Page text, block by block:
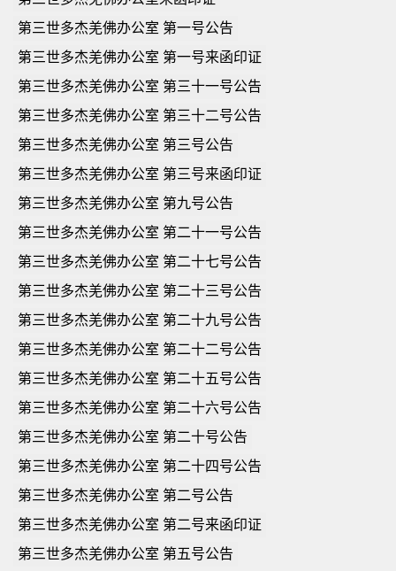
第三世多杰羌佛办公室 第一号公告
第三世多杰羌佛办公室 第一号来函印证
第三世多杰羌佛办公室 第三十一号公告
第三世多杰羌佛办公室 第三十二号公告
第三世多杰羌佛办公室 第三号公告
第三世多杰羌佛办公室 第三号来函印证
第三世多杰羌佛办公室 第九号公告
第三世多杰羌佛办公室 第二十一号公告
第三世多杰羌佛办公室 第二十七号公告
第三世多杰羌佛办公室 第二十三号公告
第三世多杰羌佛办公室 第二十九号公告
第三世多杰羌佛办公室 第二十二号公告
第三世多杰羌佛办公室 第二十五号公告
第三世多杰羌佛办公室 第二十六号公告
第三世多杰羌佛办公室 第二十号公告
第三世多杰羌佛办公室 第二十四号公告
第三世多杰羌佛办公室 第二号公告
第三世多杰羌佛办公室 第二号来函印证
第三世多杰羌佛办公室 第五号公告